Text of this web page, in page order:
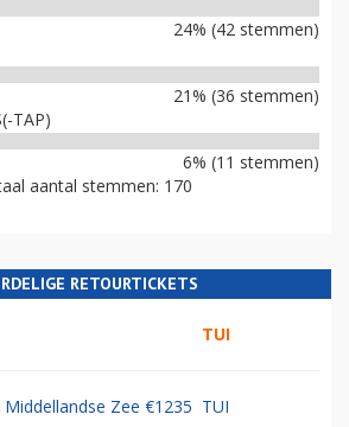
24% (42 stemmen)
21% (36 stemmen)
TAP)
6% (11 stemmen)
aantal stemmen: 170
RETOURTICKETS
TUI
Zee €1235 TUI